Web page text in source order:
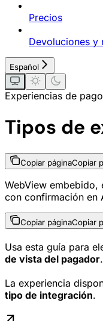
Precios
Devoluciones y
Español
Experiencias de pago
Tipos de
Copiar páginaCopiar
WebView embebido,
con confirmación en
Copiar páginaCopiar
Usa esta guía para
de vista del pagador.
La experiencia
tipo de integración.